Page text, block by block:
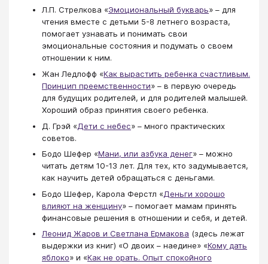
Л.П. Стрелкова «Эмоциональный букварь» – для
чтения вместе с детьми 5-8 летнего возраста,
помогает узнавать и понимать свои
эмоциональные состояния и подумать о своем
отношении к ним.
Жан Ледлофф «Как вырастить ребенка счастливым.
Принцип преемственности» – в первую очередь
для будущих родителей, и для родителей малышей.
Хороший образ принятия своего ребенка.
Д. Грэй «Дети с небес» – много практических
советов.
Бодо Шефер «Мани, или азбука денег» – можно
читать детям 10-13 лет. Для тех, кто задумывается,
как научить детей обращаться с деньгами.
Бодо Шефер, Карола Ферстл «Деньги хорошо
влияют на женщину» – помогает мамам принять
финансовые решения в отношении и себя, и детей.
Леонид Жаров и Светлана Ермакова (здесь лежат
выдержки из книг) «О двоих – наедине» «Кому дать
яблоко» и «Как не орать. Опыт спокойного